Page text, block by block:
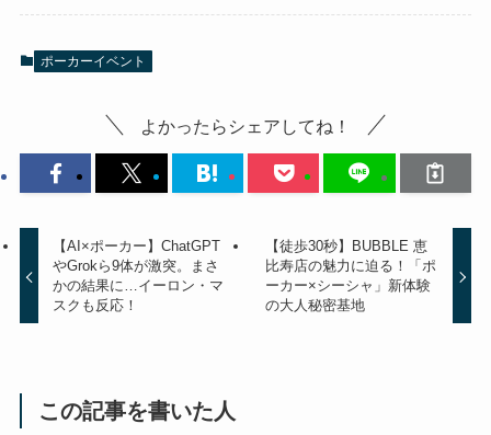
ポーカーイベント
よかったらシェアしてね！
【AI×ポーカー】ChatGPT
やGrokら9体が激突。まさ
かの結果に…イーロン・マ
スクも反応！
【徒歩30秒】BUBBLE 恵
比寿店の魅力に迫る！「ポ
ーカー×シーシャ」新体験
の大人秘密基地
この記事を書いた人